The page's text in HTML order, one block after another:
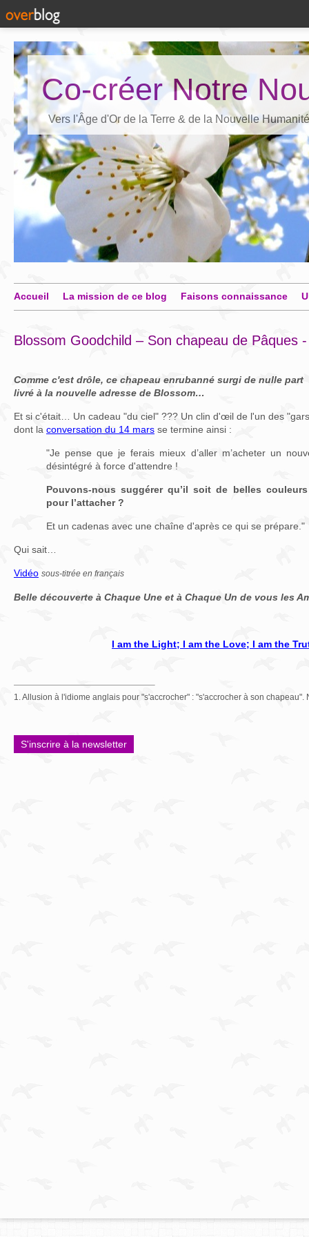
Co-créer Notre
Vers l'Âge d'Or de la Terre & de la Nouvelle Humanité
Accueil La mission de ce blog Faisons connaissance
Blossom Goodchild – Son chapeau de Pâques
Comme c'est drôle, ce chapeau enrubanné surgi de nulle part
livré à la nouvelle adresse de Blossom…
Et si c'était… Un cadeau "du ciel" ??? Un clin d'œil de l'un des
dont la conversation du 14 mars se termine ainsi :
"Je pense que je ferais mieux d’aller m’acheter un
désintégré à force d'attendre !
Pouvons-nous suggérer qu’il soit de belles
pour l’attacher ?
Et un cadenas avec une chaîne d'après ce qui se prépare."
Qui sait…
Vidéo sous-titrée en français
Belle découverte à Chaque Une et à Chaque Un de vous les
I am the Light; I am the Love; I am the
1. Allusion à l'idiome anglais pour "s'accrocher" : "s'accrocher à son chapeau".
S'inscrire à la newsletter